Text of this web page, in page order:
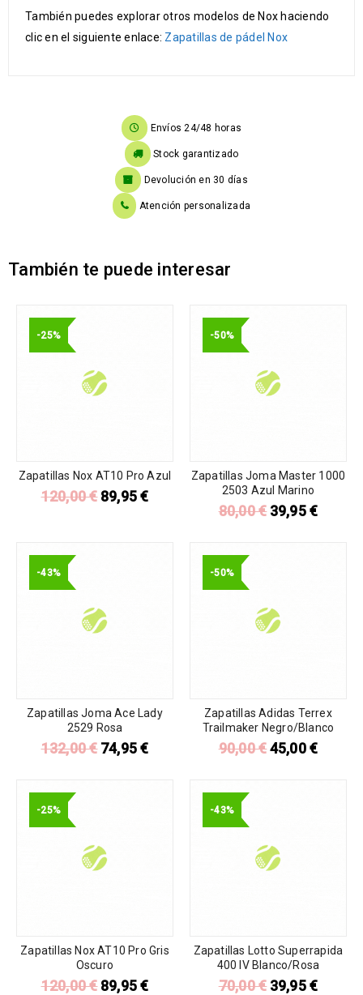
También puedes explorar otros modelos de Nox haciendo
clic en el siguiente enlace: Zapatillas de pádel Nox
Envíos 24/48 horas
Stock garantizado
Devolución en 30 días
Atención personalizada
También te puede interesar
-25%
Zapatillas Nox AT10 Pro Azul
120,00€ 89,95€
-50%
Zapatillas Joma Master 1000
2503 Azul Marino
80,00€ 39,95€
-43%
Zapatillas Joma Ace Lady
2529 Rosa
132,00€ 74,95€
-50%
Zapatillas Adidas Terrex
Trailmaker Negro/Blanco
90,00€45,00€
-25%
Zapatillas Nox AT10 Pro Gris
Oscuro
120,00€ 89,95€
-43%
Zapatillas Lotto Superrapida
400 IV Blanco/Rosa
70,00€ 39,95€